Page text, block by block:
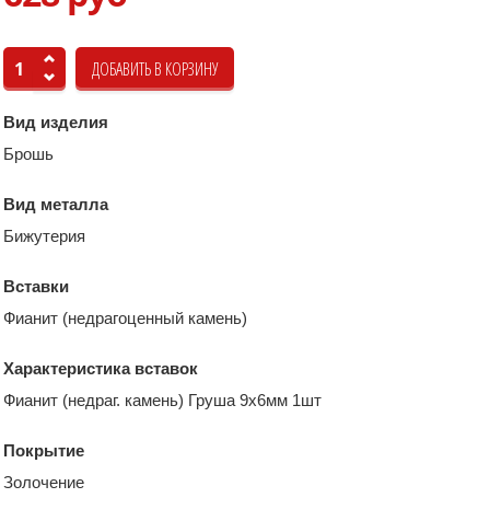
Вид изделия
Брошь
Вид металла
Бижутерия
Вставки
Фианит (недрагоценный камень)
Характеристика вставок
Фианит (недраг. камень) Груша 9х6мм 1шт
Покрытие
Золочение